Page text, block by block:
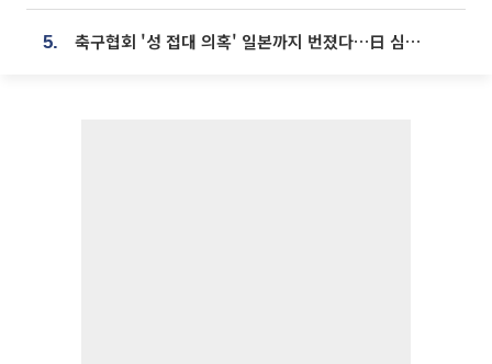
5. 축구협회 '성 접대 의혹' 일본까지 번졌다…日 심판 실명 공개